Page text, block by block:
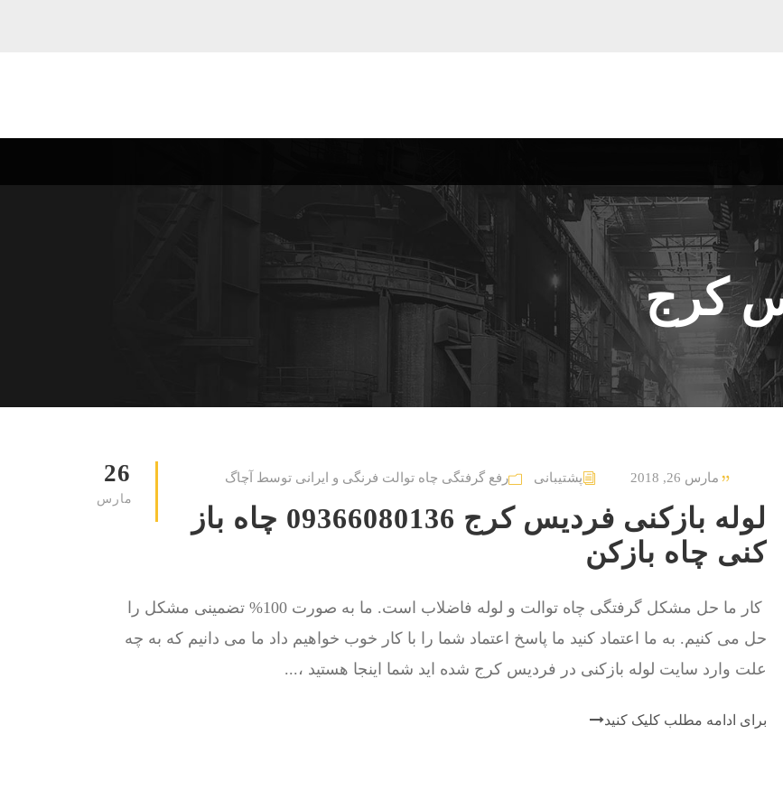
کرج
26
مارس
مارس 26, 2018 پشتیبانی رفع گرفتگی چاه توالت فرنگی و ایرانی توسط آچاگ
لوله بازکنی فردیس کرج 09366080136 چاه باز
کنی چاه بازکن
کار ما حل مشکل گرفتگی چاه توالت و لوله فاضلاب است. ما به صورت 100% تضمینی مشکل را
حل می کنیم. به ما اعتماد کنید ما پاسخ اعتماد شما را با کار خوب خواهیم داد ما می دانیم که به چه
علت وارد سایت لوله بازکنی در فردیس کرج شده اید شما اینجا هستید ،...
برای ادامه مطلب کلیک کنید